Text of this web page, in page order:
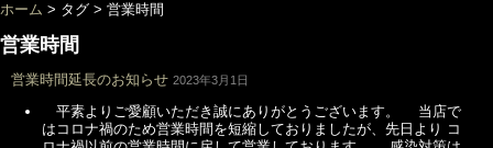
ホーム > タグ > 営業時間
営業時間
営業時間延長のお知らせ 2023年3月1日
平素よりご愛顧いただき誠にありがとうございます。 当店で
はコロナ禍のため営業時間を短縮しておりましたが、先日より コ